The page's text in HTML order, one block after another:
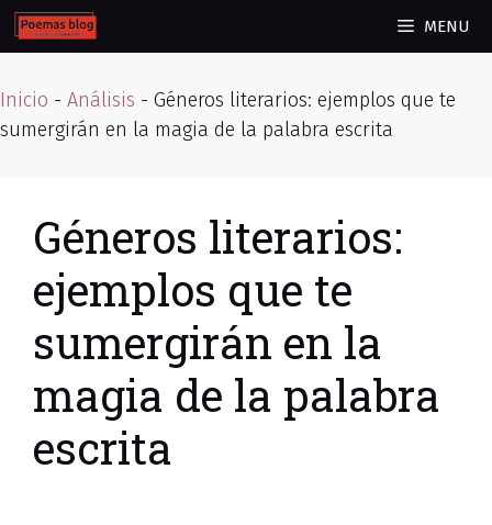
Skip
to
MENU
Inicio - Análisis - Géneros literarios: ejemplos que te
sumergirán en la magia de la palabra escrita
Géneros literarios:
ejemplos que te
sumergirán en la
magia de la palabra
escrita